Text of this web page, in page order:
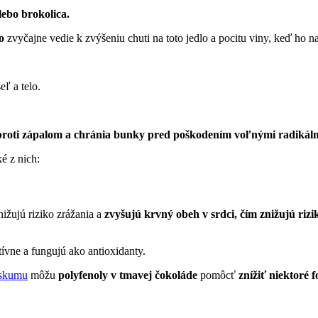
brokolica.
zvyčajne vedie k zvýšeniu chuti na toto jedlo a pocitu viny, keď ho
a telo.
zápalom a chránia bunky pred poškodením voľnými
z nich:
riziko zrážania a zvyšujú krvný obeh v srdci, čím znižujú
a fungujú ako antioxidanty.
môžu polyfenoly v tmavej čokoláde pomôcť znížiť niektoré